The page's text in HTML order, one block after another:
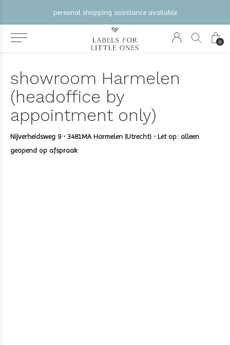
0
personal shopping assistance available
showroom Harmelen
(headoffice by
appointment only)
Nijverheidsweg 9 ⋅ 3481MA Harmelen (Utrecht) ⋅ Let op: alleen
geopend op afspraak